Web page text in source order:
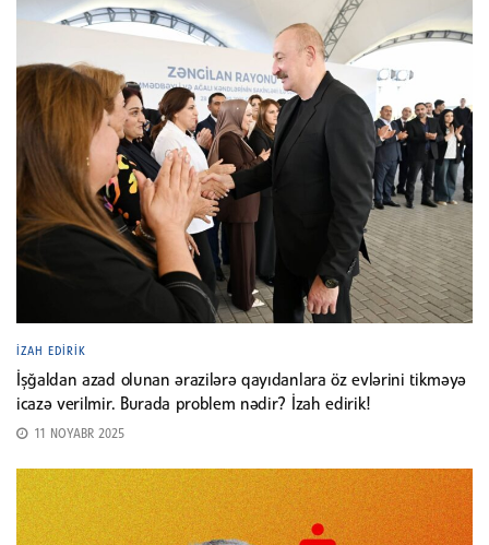
İZAH EDIRIK
İşğaldan azad olunan ərazilərə qayıdanlara öz evlərini tikməyə
icazə verilmir. Burada problem nədir? İzah edirik!
11 NOYABR 2025